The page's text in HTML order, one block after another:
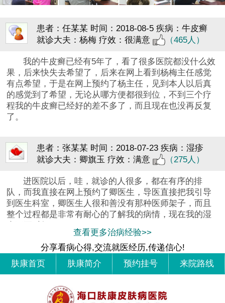
患者：任某某 时间：2018-08-5 疾病：牛皮癣
就诊大夫：杨梅 疗效：很满意 （465人）
我的牛皮癣已经有5年了，看了很多医院都没什么效
果，后来快失去希望了，后来在网上看到杨梅主任感觉
有点希望，于是在网上预约了杨主任，见到本人以后真
的感觉到了希望，无论从哪方便都很到位，不到三个疗
程我的牛皮癣已经好的差不多了，而且现在也没再反复
了。
患者：张某某 时间：2018-07-23 疾病：湿疹
就诊大夫：卿旗玉 疗效：满意 （275人）
进医院以后，哇，就诊的人很多，都在有序的排
队，而我直接在网上预约了卿医生，导医直接把我引导
到医生科室，卿医生人很和善没有那种医师架子，而且
整个过程都是非常有耐心的了解我的病情，现在我的湿
查看更多治病经验>>
分享看病心得,交流就医经历,传递信心!
肤康首页
肤康简介 预约挂号 来院路线